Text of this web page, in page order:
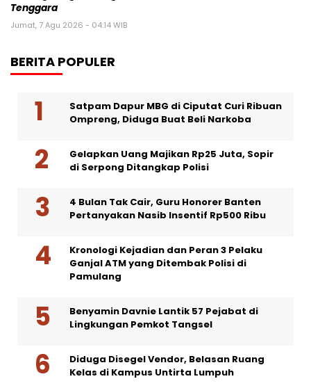
Tenggara
Jumat, 7 Agu 2026 - 04:14 WIB
BERITA POPULER
Satpam Dapur MBG di Ciputat Curi Ribuan
Ompreng, Diduga Buat Beli Narkoba
Gelapkan Uang Majikan Rp25 Juta, Sopir
di Serpong Ditangkap Polisi
4 Bulan Tak Cair, Guru Honorer Banten
Pertanyakan Nasib Insentif Rp500 Ribu
Kronologi Kejadian dan Peran 3 Pelaku
Ganjal ATM yang Ditembak Polisi di
Pamulang
Benyamin Davnie Lantik 57 Pejabat di
Lingkungan Pemkot Tangsel
Diduga Disegel Vendor, Belasan Ruang
Kelas di Kampus Untirta Lumpuh